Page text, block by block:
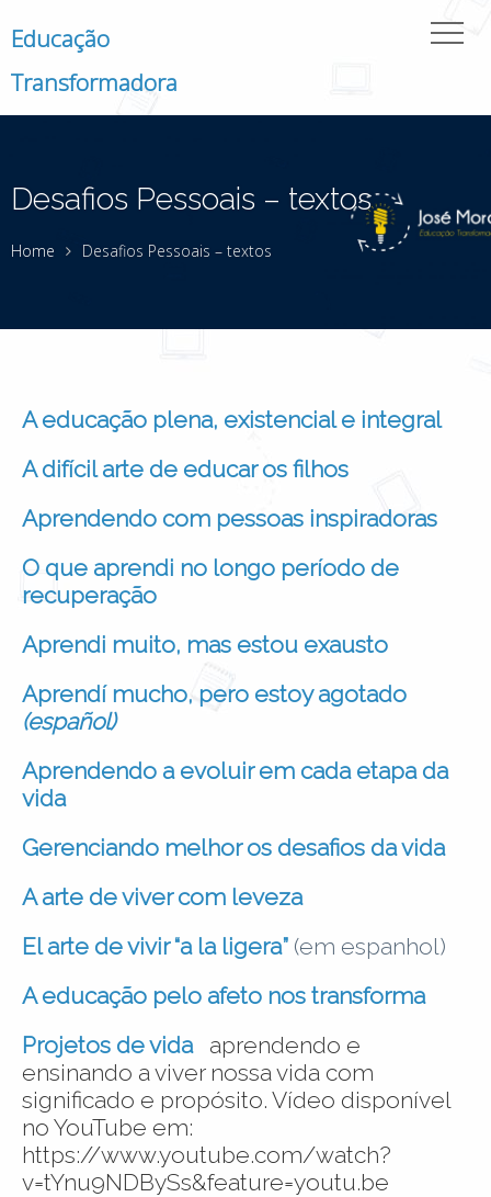
Educação
Transformadora
Desafios Pessoais – textos
Home Desafios Pessoais – textos
A educação plena, existencial e integral
A difícil arte de educar os filhos
Aprendendo com pessoas inspiradoras
O que aprendi no longo período de
recuperação
Aprendi muito, mas estou exausto
Aprendí mucho, pero estoy agotado
(español)
Aprendendo a evoluir em cada etapa da
vida
Gerenciando melhor os desafios da vida
A arte de viver com leveza
El arte de vivir “a la ligera” (em espanhol)
A educação pelo afeto nos transforma
Projetos de vida
aprendendo e
ensinando a viver nossa vida com
significado e propósito. Vídeo disponível
no YouTube em:
https://www.youtube.com/watch?
v=tYnu9NDBySs&feature=youtu.be